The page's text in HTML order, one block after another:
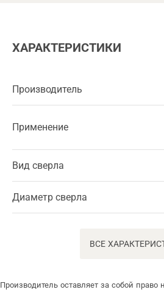
ХАРАКТЕРИСТИКИ
Производитель
Применение
Вид сверла
Диаметр сверла
ВСЕ
Производитель оставляет за собой